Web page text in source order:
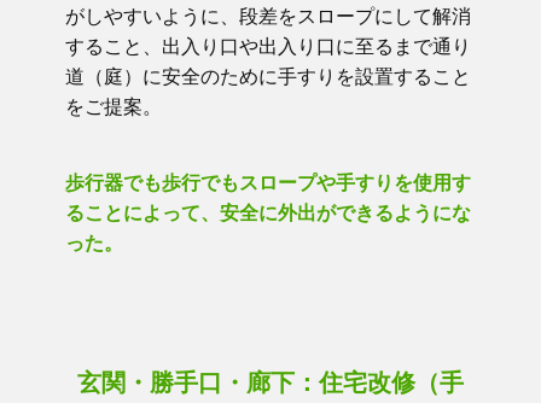
がしやすいように、段差をスロープにして解消
すること、出入り口や出入り口に至るまで通り
道（庭）に安全のために手すりを設置すること
をご提案。
歩行器でも歩行でもスロープや手すりを使用す
ることによって、安全に外出ができるようにな
った。
玄関・勝手口・廊下：住宅改修（手